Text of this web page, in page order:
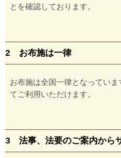
とを確認しております。
2 お布施は一律
お布施は全国一律となってい
てご利用いただけます。
3 法事、法要のご案内から